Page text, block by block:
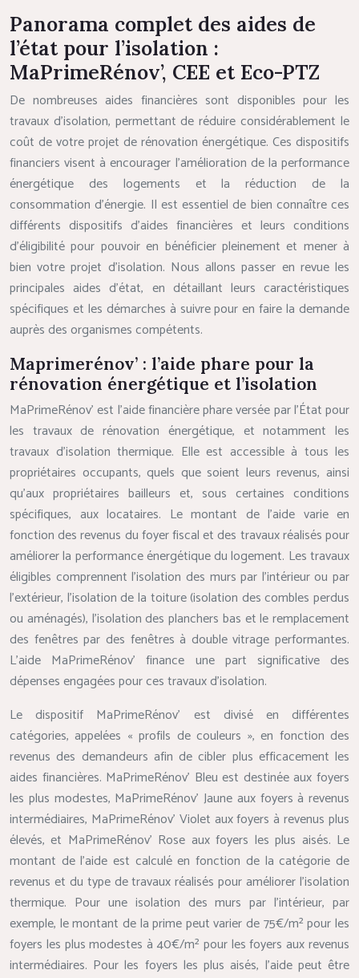
Panorama complet des aides de
l’état pour l’isolation :
MaPrimeRénov’, CEE et Eco-PTZ
De nombreuses aides financières sont disponibles pour les
travaux d’isolation, permettant de réduire considérablement le
coût de votre projet de rénovation énergétique. Ces dispositifs
financiers visent à encourager l’amélioration de la performance
énergétique des logements et la réduction de la
consommation d’énergie. Il est essentiel de bien connaître ces
différents dispositifs d’aides financières et leurs conditions
d’éligibilité pour pouvoir en bénéficier pleinement et mener à
bien votre projet d’isolation. Nous allons passer en revue les
principales aides d’état, en détaillant leurs caractéristiques
spécifiques et les démarches à suivre pour en faire la demande
auprès des organismes compétents.
Maprimerénov’ : l’aide phare pour la
rénovation énergétique et l’isolation
MaPrimeRénov’ est l’aide financière phare versée par l’État pour
les travaux de rénovation énergétique, et notamment les
travaux d’isolation thermique. Elle est accessible à tous les
propriétaires occupants, quels que soient leurs revenus, ainsi
qu’aux propriétaires bailleurs et, sous certaines conditions
spécifiques, aux locataires. Le montant de l’aide varie en
fonction des revenus du foyer fiscal et des travaux réalisés pour
améliorer la performance énergétique du logement. Les travaux
éligibles comprennent l’isolation des murs par l’intérieur ou par
l’extérieur, l’isolation de la toiture (isolation des combles perdus
ou aménagés), l’isolation des planchers bas et le remplacement
des fenêtres par des fenêtres à double vitrage performantes.
L’aide MaPrimeRénov’ finance une part significative des
dépenses engagées pour ces travaux d’isolation.
Le dispositif MaPrimeRénov’ est divisé en différentes
catégories, appelées « profils de couleurs », en fonction des
revenus des demandeurs afin de cibler plus efficacement les
aides financières. MaPrimeRénov’ Bleu est destinée aux foyers
les plus modestes, MaPrimeRénov’ Jaune aux foyers à revenus
intermédiaires, MaPrimeRénov’ Violet aux foyers à revenus plus
élevés, et MaPrimeRénov’ Rose aux foyers les plus aisés. Le
montant de l’aide est calculé en fonction de la catégorie de
revenus et du type de travaux réalisés pour améliorer l’isolation
thermique. Pour une isolation des murs par l’intérieur, par
exemple, le montant de la prime peut varier de 75€/m² pour les
foyers les plus modestes à 40€/m² pour les foyers aux revenus
intermédiaires. Pour les foyers les plus aisés, l’aide peut être